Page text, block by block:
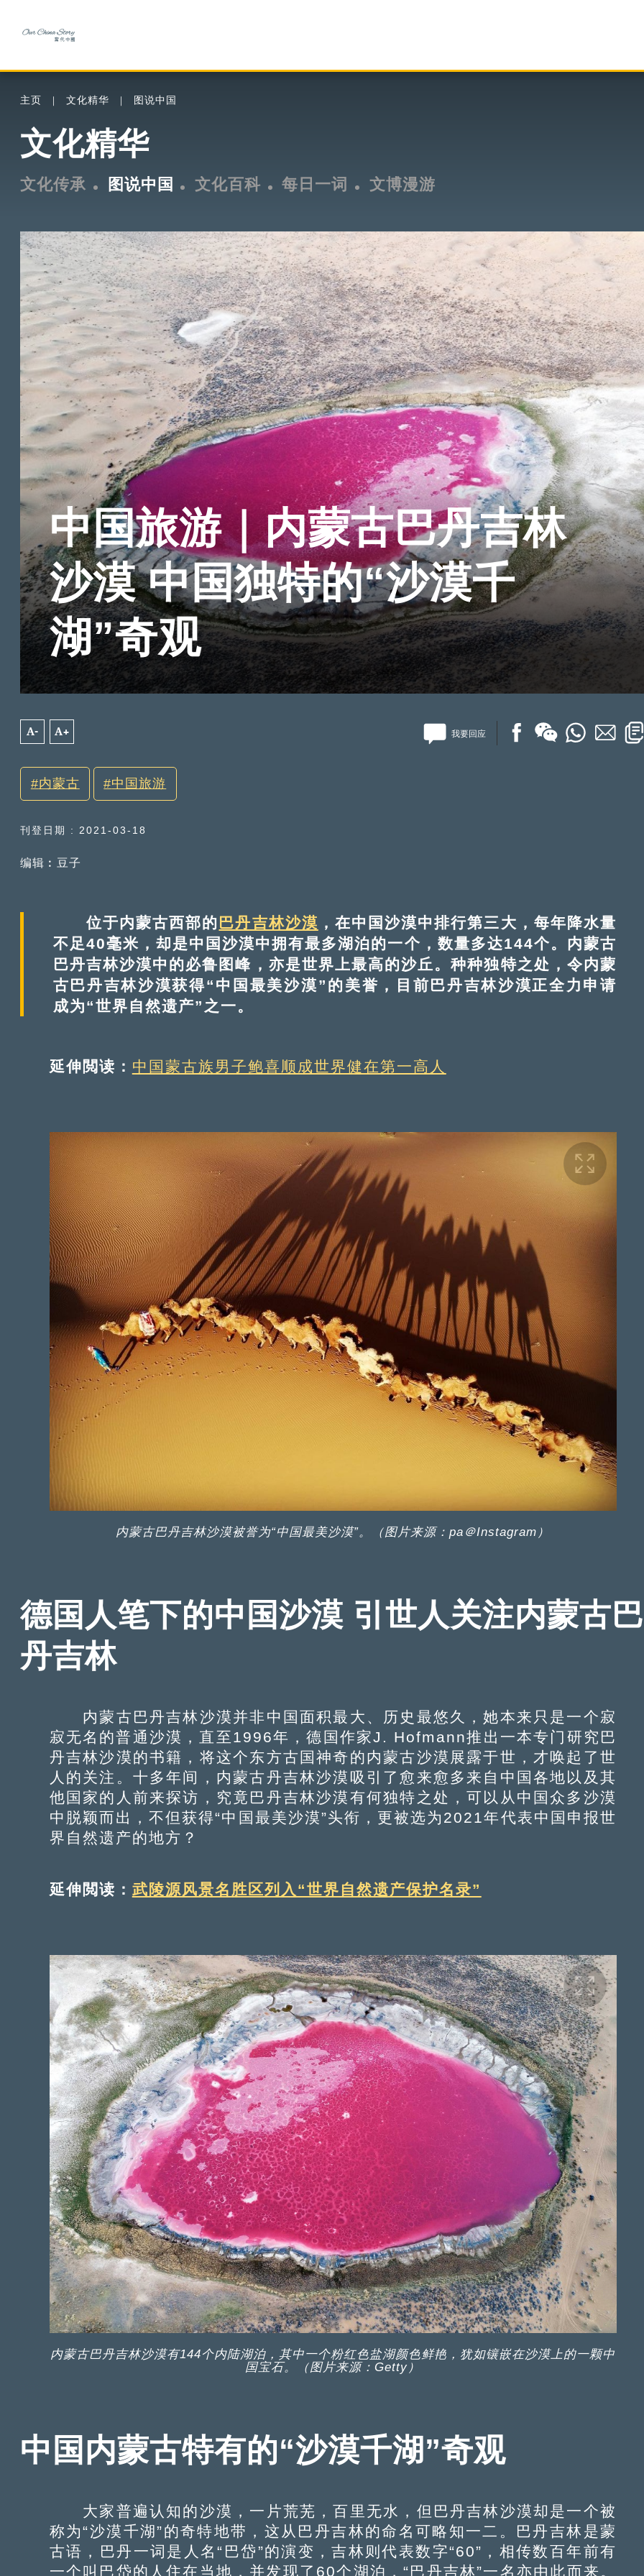
主页 文化精华 图说中国
文化精华
文化传承 图说中国 文化百科 每日一词 文博漫游
中国旅游｜内蒙古巴丹吉林
沙漠 中国独特的“沙漠千
湖”奇观
A- A+ 我要回应
内蒙古 中国旅游
刊登日期 : 2021-03-18
编辑︰豆子
位于内蒙古西部的 巴丹吉林沙漠 ，在中国沙漠中排行第三大，每年降水量
不足40毫米，却是中国沙漠中拥有最多湖泊的一个，数量多达144个。内蒙古
巴丹吉林沙漠中的必鲁图峰，亦是世界上最高的沙丘。种种独特之处，令内蒙
古巴丹吉林沙漠获得“中国最美沙漠”的美誉，目前巴丹吉林沙漠正全力申请
成为“世界自然遗产”之一。
延伸閲读： 中国蒙古族男子鲍喜顺成世界健在第一高人
内蒙古巴丹吉林沙漠被誉为“中国最美沙漠”。（图片来源：pa＠Instagram）
德国人笔下的中国沙漠 引世人关注内蒙古巴
丹吉林
内蒙古巴丹吉林沙漠并非中国面积最大、历史最悠久，她本来只是一个寂
寂无名的普通沙漠，直至1996年，德国作家J. Hofmann推出一本专门研究巴
丹吉林沙漠的书籍，将这个东方古国神奇的内蒙古沙漠展露于世，才唤起了世
人的关注。十多年间，内蒙古丹吉林沙漠吸引了愈来愈多来自中国各地以及其
他国家的人前来探访，究竟巴丹吉林沙漠有何独特之处，可以从中国众多沙漠
中脱颖而出，不但获得“中国最美沙漠”头衔，更被选为2021年代表中国申报世
界自然遗产的地方？
延伸閲读： 武陵源风景名胜区列入“世界自然遗产保护名录”
内蒙古巴丹吉林沙漠有144个内陆湖泊，其中一个粉红色盐湖颜色鲜艳，犹如镶嵌在沙漠上的一颗中
国宝石。（图片来源：Getty）
中国内蒙古特有的“沙漠千湖”奇观
大家普遍认知的沙漠，一片荒芜，百里无水，但巴丹吉林沙漠却是一个被
称为“沙漠千湖”的奇特地带，这从巴丹吉林的命名可略知一二。巴丹吉林是蒙
古语，巴丹一词是人名“巴岱”的演变，吉林则代表数字“60”，相传数百年前有
一个叫巴岱的人住在当地，并发现了60个湖泊，“巴丹吉林”一名亦由此而来。